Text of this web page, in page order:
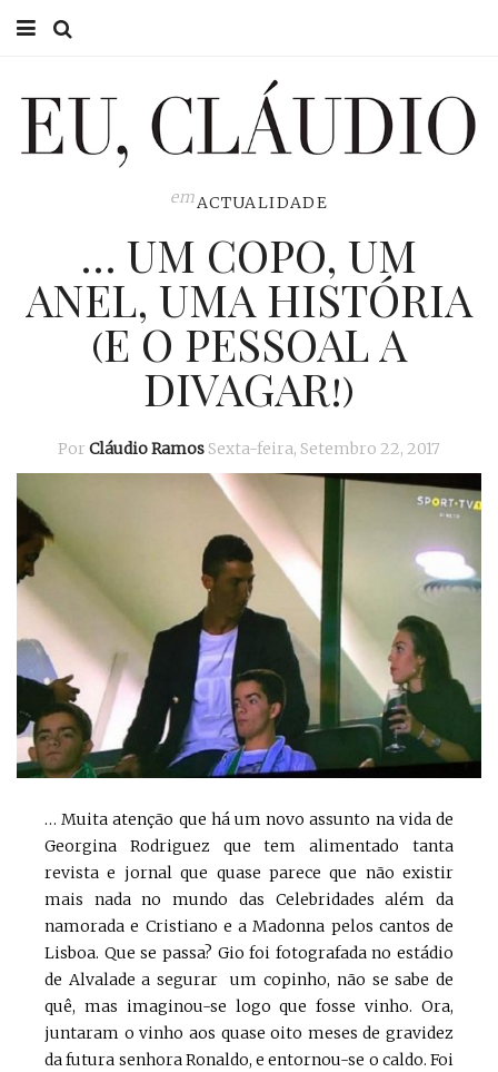
EU CLÁUDIO
EU, PAI
ACTUALIDADE
emACTUALIDADE
… UM COPO, UM
ANEL, UMA HISTÓRIA
(E O PESSOAL A
DIVAGAR!)
Por Cláudio Ramos Sexta-feira, Setembro 22, 2017
… Muita atenção que há um novo assunto na vida de
Georgina Rodriguez que tem alimentado tanta
revista e jornal que quase parece que não existir
mais nada no mundo das Celebridades além da
namorada e Cristiano e a Madonna pelos cantos de
Lisboa. Que se passa? Gio foi fotografada no estádio
de Alvalade a segurar um copinho, não se sabe de
quê, mas imaginou-se logo que fosse vinho. Ora,
juntaram o vinho aos quase oito meses de gravidez
da futura senhora Ronaldo, e entornou-se o caldo. Foi